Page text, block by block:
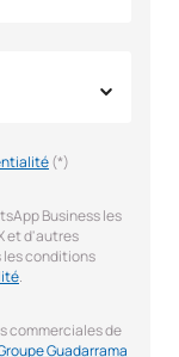
(*)
Business les
et d'autres
les conditions
.
commerciales de
Guadarrama